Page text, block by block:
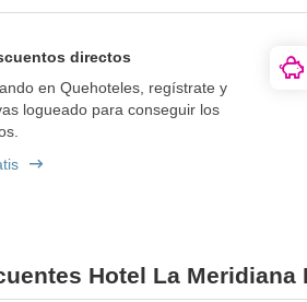
directos
en Quehoteles, regístrate y
logueado para conseguir los
Hotel La Meridiana